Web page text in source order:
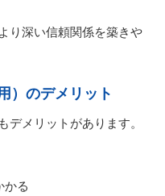
り深い信頼関係を築きや
）のデメリット
メリットがあります。
かる